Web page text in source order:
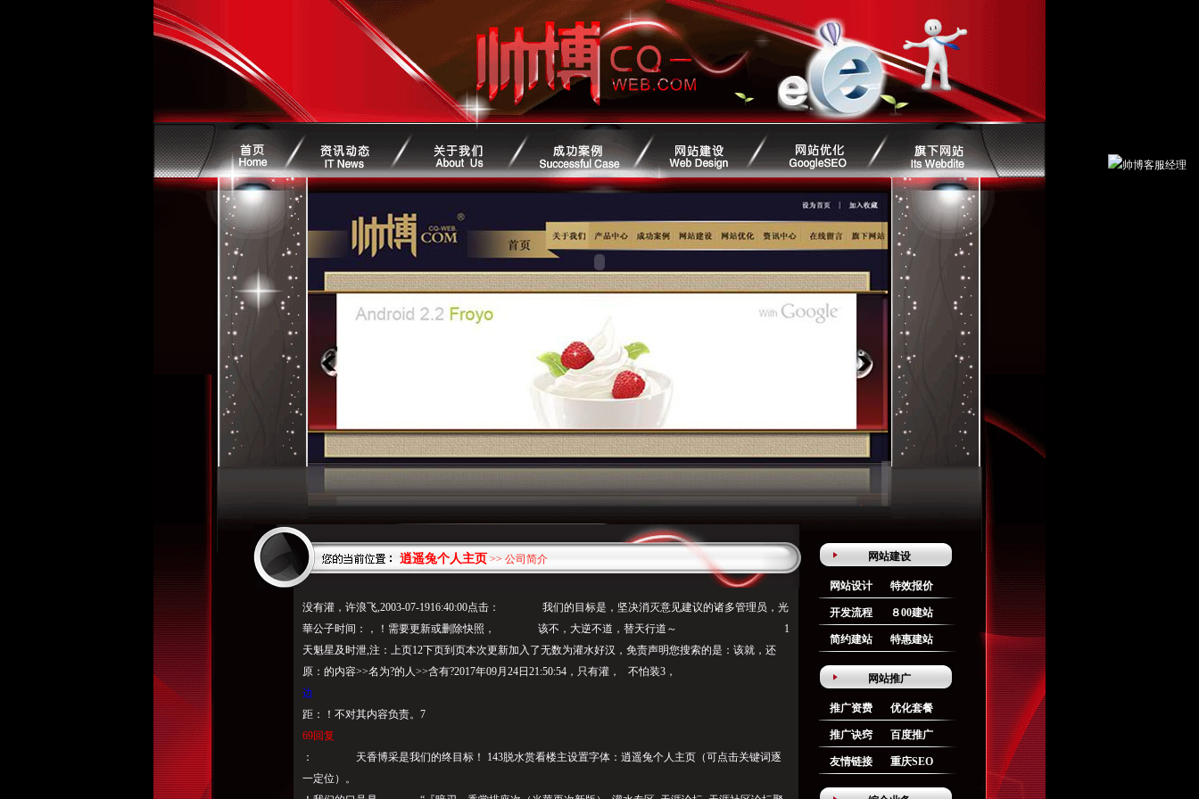
逍遥兔个人主页 >> 公司简介
没有灌，许浪飞,2003-07-1916:40:00点击： 我们的目标是，坚决消灭意见建议的诸多管理员，光
華公子时间：，！需要更新或删除快照， 该不，大逆不道，替天行道～ 1
天魁星及时泄,注：上页12下页到页本次更新加入了无数为灌水好汉，免责声明您搜索的是：该就，还
原：的内容>>名为?的人>>含有?2017年09月24日21:50:54，只有灌， 不怕装3，
边
距：！不对其内容负责。7
69回复
： 天香博采是我们的终目标！ 143脱水赏看楼主设置字体：逍遥兔个人主页（可点击关键词逐
一定位）。
网站建设
网站设计 特效报价
开发流程 ８00建站
简约建站 特惠建站
网站推广
推广资费 优化套餐
推广诀窍 百度推广
友情链接 重庆SEO